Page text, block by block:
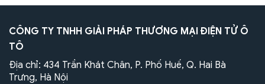
CÔNG TY TNHH GIẢI PHÁP THƯƠNG MẠI ĐIỆN TỬ Ô
TÔ
Địa chỉ: 434 Trần Khát Chân, P. Phố Huế, Q. Hai Bà
Trưng, Hà Nội